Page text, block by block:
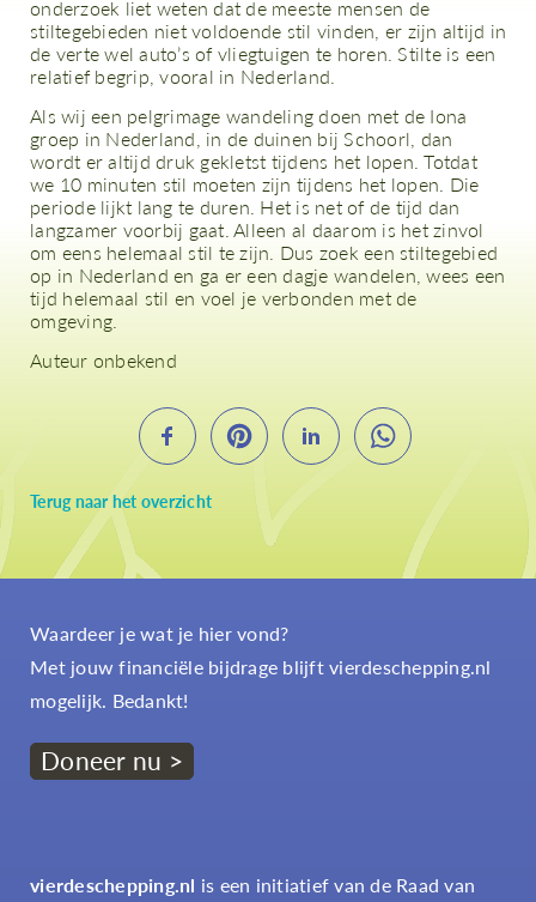
Terug naar het overzicht
onderzoek liet weten dat de meeste mensen de
stiltegebieden niet voldoende stil vinden, er zijn altijd in
de verte wel auto’s of vliegtuigen te horen. Stilte is een
relatief begrip, vooral in Nederland.
Als wij een pelgrimage wandeling doen met de Iona
groep in Nederland, in de duinen bij Schoorl, dan
wordt er altijd druk gekletst tijdens het lopen. Totdat
we 10 minuten stil moeten zijn tijdens het lopen. Die
periode lijkt lang te duren. Het is net of de tijd dan
langzamer voorbij gaat. Alleen al daarom is het zinvol
om eens helemaal stil te zijn. Dus zoek een stiltegebied
op in Nederland en ga er een dagje wandelen, wees een
tijd helemaal stil en voel je verbonden met de
omgeving.
Auteur onbekend
Waardeer je wat je hier vond?
Met jouw financiële bijdrage blijft vierdeschepping.nl
mogelijk. Bedankt!
Doneer nu >
vierdeschepping.nl is een initiatief van de Raad van